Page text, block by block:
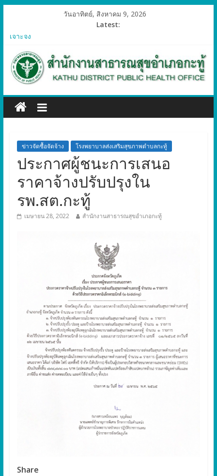
วันอาทิตย์, สิงหาคม 9, 2026
Latest:
ประกาศผู้ชนะการเสนอราคา ซื้อวัสดุสำนักงาน โดยวิธีเฉพาะ
เจาะจง
เจาะจง
ประกาศผู้ชนะการเสนอราคา จัดซื้อวัสดุทางการแพทย์สำหรับ
โครงการป้องกันควบคุมโรคติดต่อและภัยสุขภาพในแรงงานต่างด้าว
ประกาศผู้ชนะการเสนอราคา ซื้อวัสดุสำนักงาน โดยวิธีเฉพาะ
เจาะจง
ข่าวจัดซื้อจัดจ้าง โรงพยาบาลส่งเสริมสุขภาพตำบลกะทู้
ประกาศผู้ชนะการเสนอ
ราคาจ้างปรับปรุงใน
รพ.สต.กะทู้
เมษายน 28, 2022 สำนักงานสาธารณสุขอำเภอกะทู้
Share